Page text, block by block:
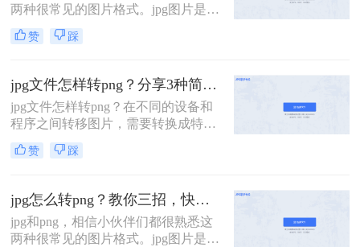
两种很常见的图片格式。jpg图片是有
损压缩格式，而png是无损压缩的算
法，在一定的专业处理上都是会使用
及照片存储使用jpg就够啦！那么jpg
怎么样转png格式呢？下面就和大家
唠一唠！
赞 踩
jpg文件怎样转png？分享3种简单方法~
jpg文件怎样转png？在不同的设备和
程序之间转移图片，需要转换成特定
的格式才能够被识别和打开。我们在
上传图片的时候，网站或电子邮件等
如果网站要求上传图片的格式为
png，那么jpg文件怎样转png呢？下面
这个方法，大家可以好好看看。
赞 踩
jpg怎么转png？教你三招，快速转换！
jpg和png，相信小伙伴们都很熟悉这
两种很常见的图片格式。jpg图片是有